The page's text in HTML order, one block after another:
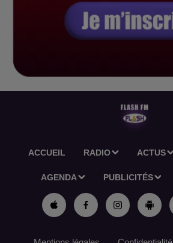
ACCUEIL RADIO ACTUS
AGENDA PUBLICITÉS